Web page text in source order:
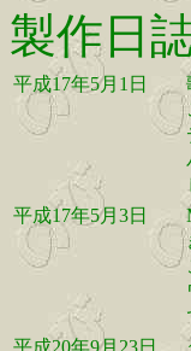
製作日
平成17年5月1日
平成17年5月3日